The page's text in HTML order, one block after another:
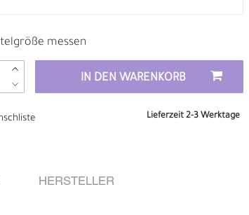
messen
IN DEN WARENKORB
Lieferzeit 2-3 Werktage
HERSTELLER